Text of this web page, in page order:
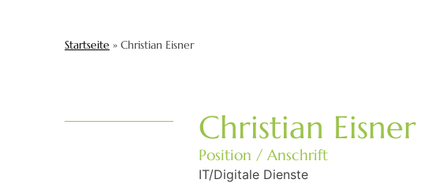
Startseite » Christian Eisner
Christian Eisner
Position / Anschrift
IT/Digitale Dienste